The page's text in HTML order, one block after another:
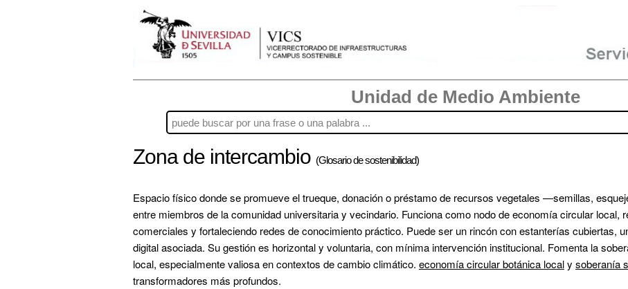
Unidad de Medio Ambiente
Zona de intercambio (Glosario de sostenibilidad)
Espacio físico donde se promueve el trueque, donación o préstamo de recursos vegetales —semillas,
entre miembros de la comunidad universitaria y vecindario. Funciona como nodo de economía circular local,
comerciales y fortaleciendo redes de conocimiento práctico. Puede ser un rincón con estanterías cubiertas,
digital asociada. Su gestión es horizontal y voluntaria, con mínima intervención institucional. Fomenta la
local, especialmente valiosa en contextos de cambio climático. economía circular botánica local y soberanía
transformadores más profundos.